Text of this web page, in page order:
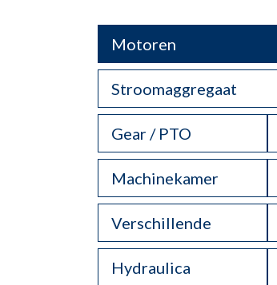
Motoren
Stroomaggregaat
Gear / PTO
Machinekamer
Verschillende
Hydraulica